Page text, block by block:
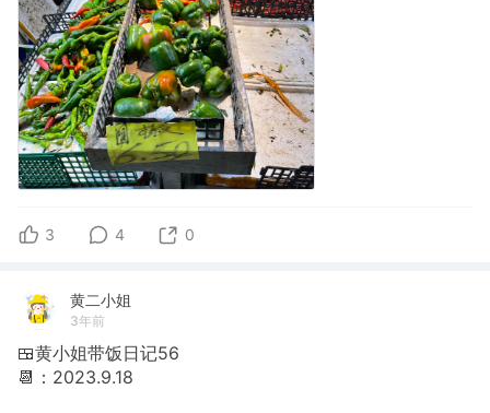
3 4 0
黄二小姐
3年前
🍱黄小姐带饭日记56
📆：2023.9.18